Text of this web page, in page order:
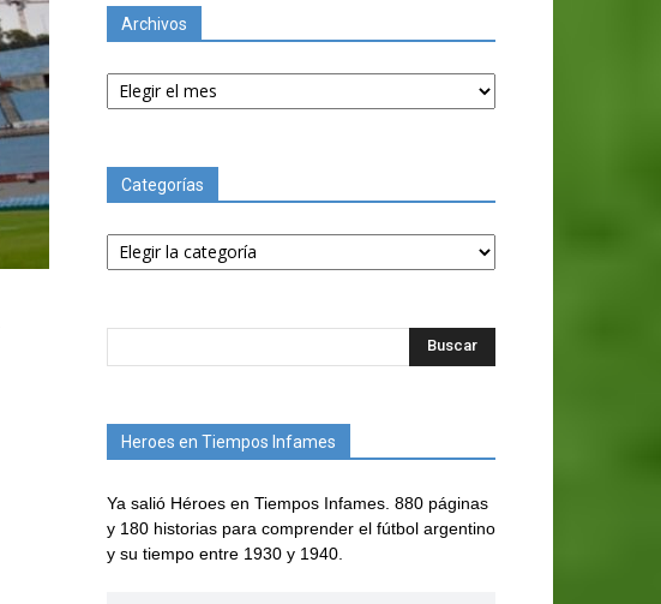
Archivos
Archivos
Categorías
Categorías
Heroes en Tiempos Infames
Ya salió Héroes en Tiempos Infames. 880 páginas
y 180 historias para comprender el fútbol argentino
y su tiempo entre 1930 y 1940.